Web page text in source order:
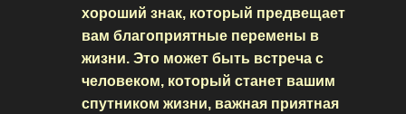
хороший знак, который предвещает
вам благоприятные перемены в
жизни. Это может быть встреча с
человеком, который станет вашим
спутником жизни, важная приятная